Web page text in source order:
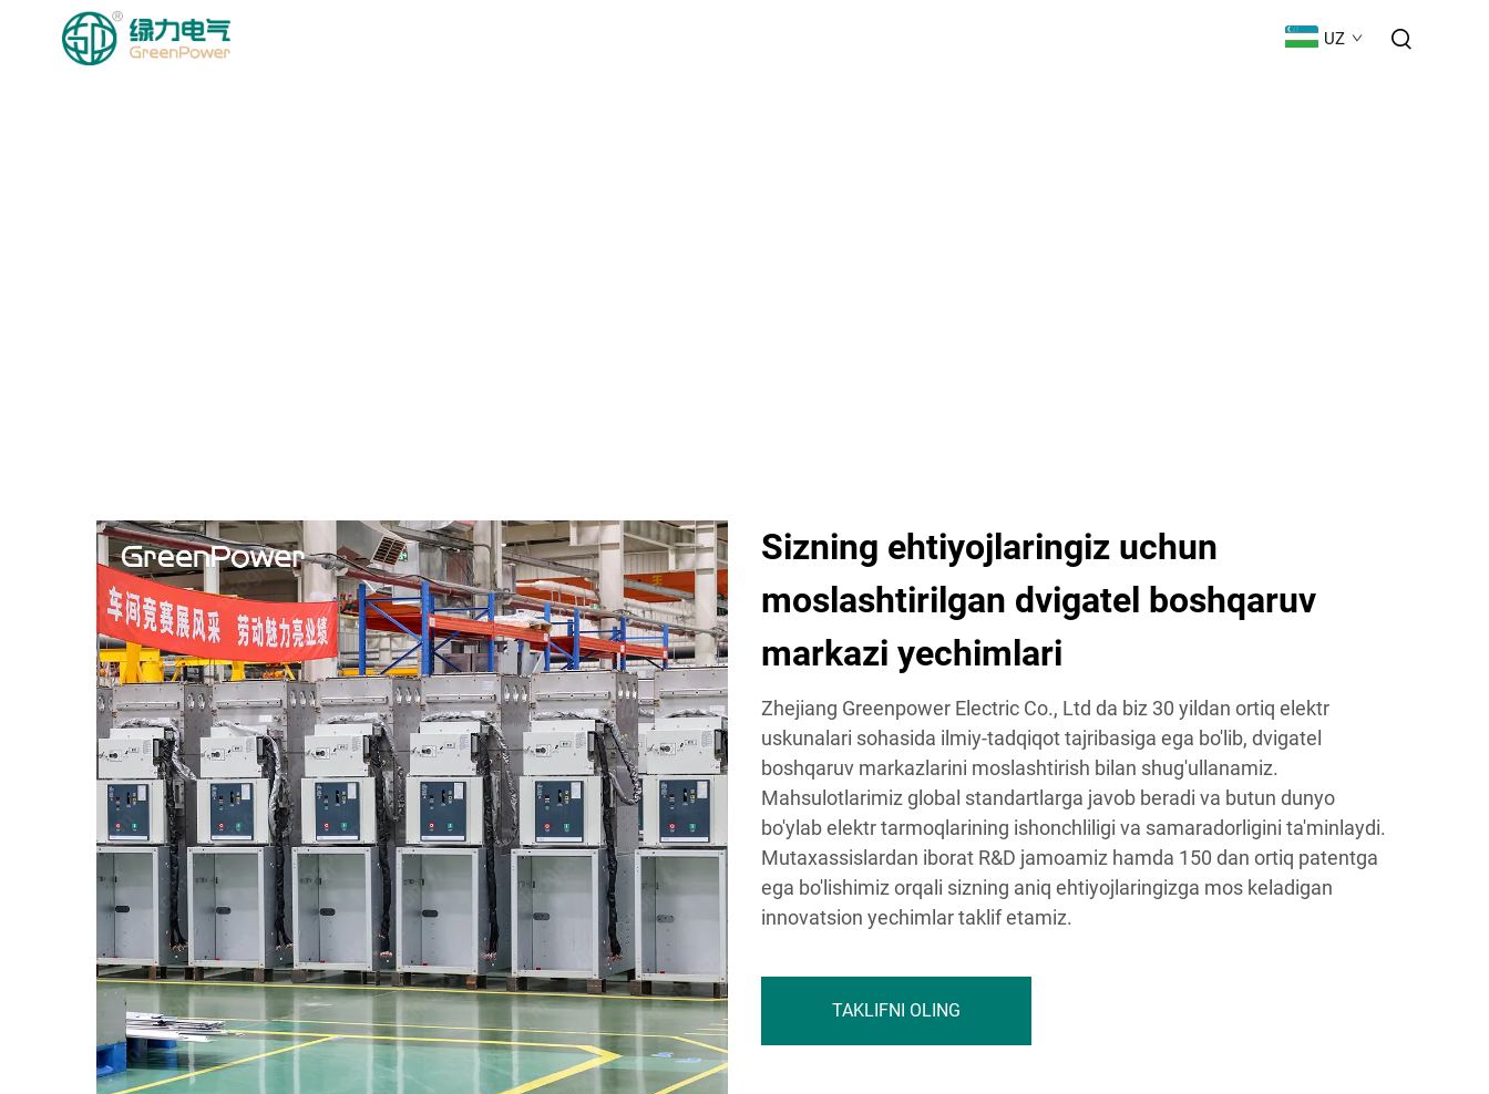
UZ
Sizning ehtiyojlaringiz uchun
moslashtirilgan dvigatel boshqaruv
markazi yechimlari
Zhejiang Greenpower Electric Co., Ltd da biz 30 yildan ortiq elektr
uskunalari sohasida ilmiy-tadqiqot tajribasiga ega bo'lib, dvigatel
boshqaruv markazlarini moslashtirish bilan shug'ullanamiz.
Mahsulotlarimiz global standartlarga javob beradi va butun dunyo
bo'ylab elektr tarmoqlarining ishonchliligi va samaradorligini ta'minlaydi.
Mutaxassislardan iborat R&D jamoamiz hamda 150 dan ortiq patentga
ega bo'lishimiz orqali sizning aniq ehtiyojlaringizga mos keladigan
innovatsion yechimlar taklif etamiz.
TAKLIFNI OLING